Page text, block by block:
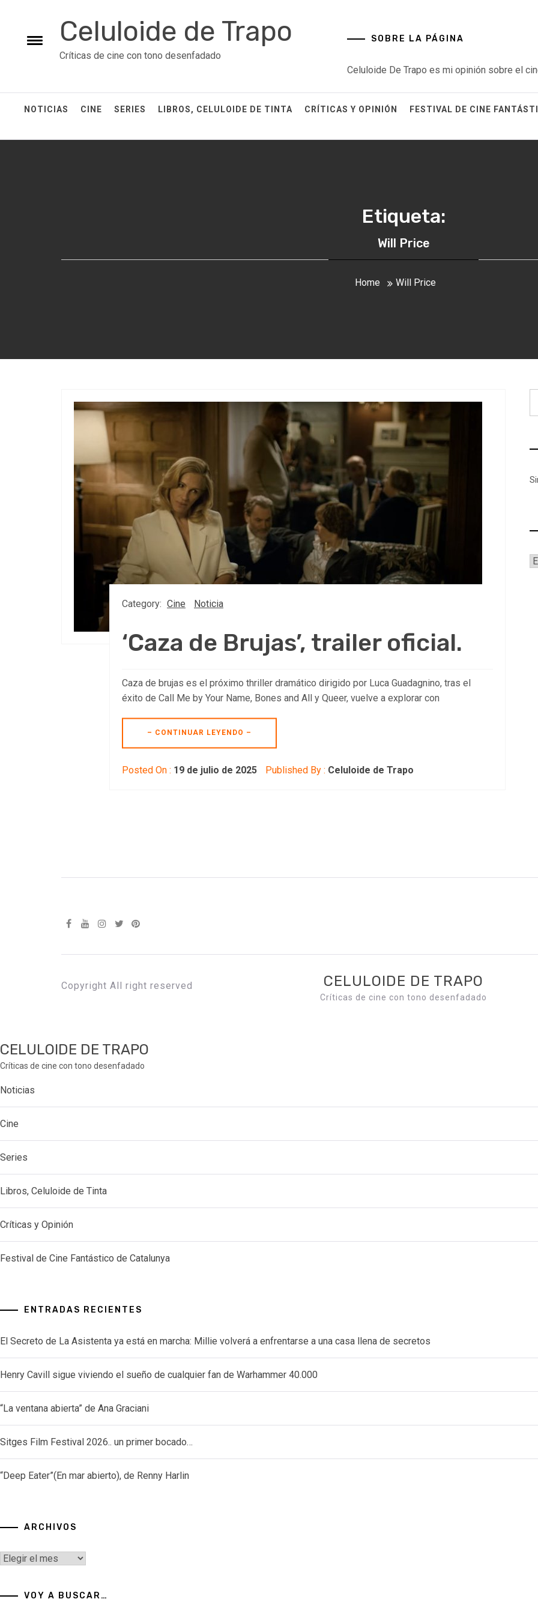
content
Toggle
Celuloide de Trapo
Críticas de cine con tono desenfadado
SOBRE LA PÁGINA
Celuloide De Trapo es mi opinión sobre el
NOTICIAS CINE SERIES LIBROS, CELULOIDE DE TINTA CRÍTICAS Y OPINIÓN FESTIVAL DE CINE
Etiqueta:
Will Price
Home Will Price
Category: Cine Noticia
‘Caza de Brujas’, trailer oficial.
Caza de brujas es el próximo thriller dramático dirigido por Luca Guadagnino, tras el
éxito de Call Me by Your Name, Bones and All y Queer, vuelve a explorar con
– CONTINUAR LEYENDO –
Posted On : 19 de julio de 2025 Published By : Celuloide de Trapo
Copyright All right reserved CELULOIDE DE TRAPO
Críticas de cine con tono desenfadado
CELULOIDE DE TRAPO
Críticas de cine con tono desenfadado
Noticias
Cine
Series
Libros, Celuloide de Tinta
Críticas y Opinión
Festival de Cine Fantástico de Catalunya
ENTRADAS RECIENTES
El Secreto de La Asistenta ya está en marcha: Millie volverá a enfrentarse a una casa llena de secretos
Henry Cavill sigue viviendo el sueño de cualquier fan de Warhammer 40.000
“La ventana abierta” de Ana Graciani
Sitges Film Festival 2026.. un primer bocado…
“Deep Eater”(En mar abierto), de Renny Harlin
ARCHIVOS
Archivos
VOY A BUSCAR…